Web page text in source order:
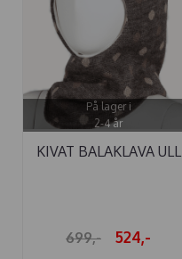
På lager i
2-4 år
KIVAT BALAKLAVA ULL
699,- 524,-